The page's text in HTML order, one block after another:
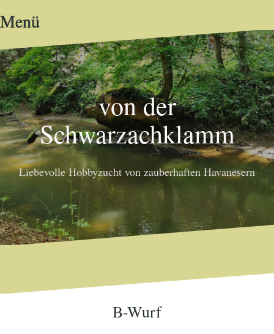
Inhalt
springen
Menü
von der
Schwarzachklamm
Liebevolle Hobbyzucht von zauberhaften Havanesern
B-Wurf